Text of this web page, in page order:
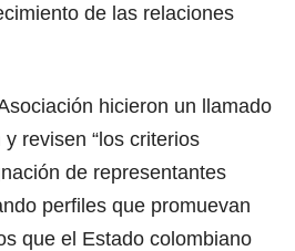
de las relaciones
hicieron un llamado
revisen “los criterios
de representantes
perfiles que promuevan
que el Estado colombiano